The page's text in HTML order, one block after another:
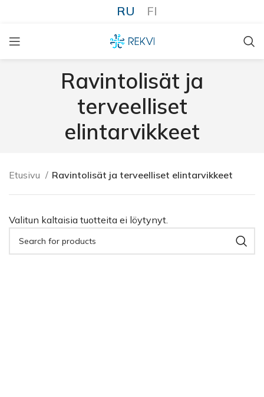
RU FI
Ravintolisät ja
terveelliset
elintarvikkeet
Etusivu Ravintolisät ja terveelliset elintarvikkeet
Valitun kaltaisia tuotteita ei löytynyt.